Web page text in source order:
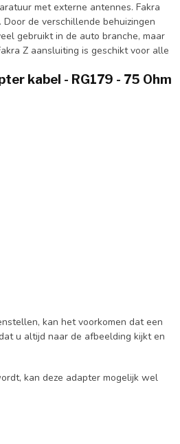
met externe antennes. Fakra
de verschillende behuizingen
gebruikt in de auto branche, maar
Z aansluiting is geschikt voor alle
kabel - RG179 - 75 Ohm
kan het voorkomen dat een
u altijd naar de afbeelding kijkt en
kan deze adapter mogelijk wel